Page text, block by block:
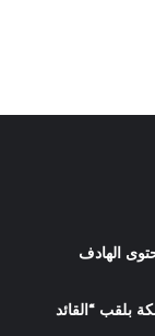
الهادف
بلقب “القائد